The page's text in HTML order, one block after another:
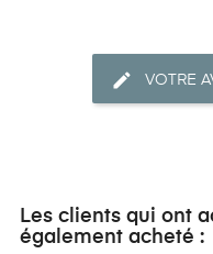
VOTRE
Les clients qui ont
également acheté :